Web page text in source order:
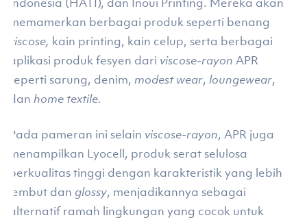
Indonesia (HATI), dan Inoui Printing. Mereka akan
memamerkan berbagai produk seperti benang
viscose, kain printing, kain celup, serta berbagai
aplikasi produk fesyen dari viscose-rayon APR
seperti sarung, denim,modest wear,loungewear,
danhome textile.
Pada pameran ini selain viscose-rayon, APR juga
menampilkan Lyocell, produk serat selulosa
berkualitas tinggi dengan karakteristik yang lebih
lembut dan glossy, menjadikannya sebagai
alternatif ramah lingkungan yang cocok untuk